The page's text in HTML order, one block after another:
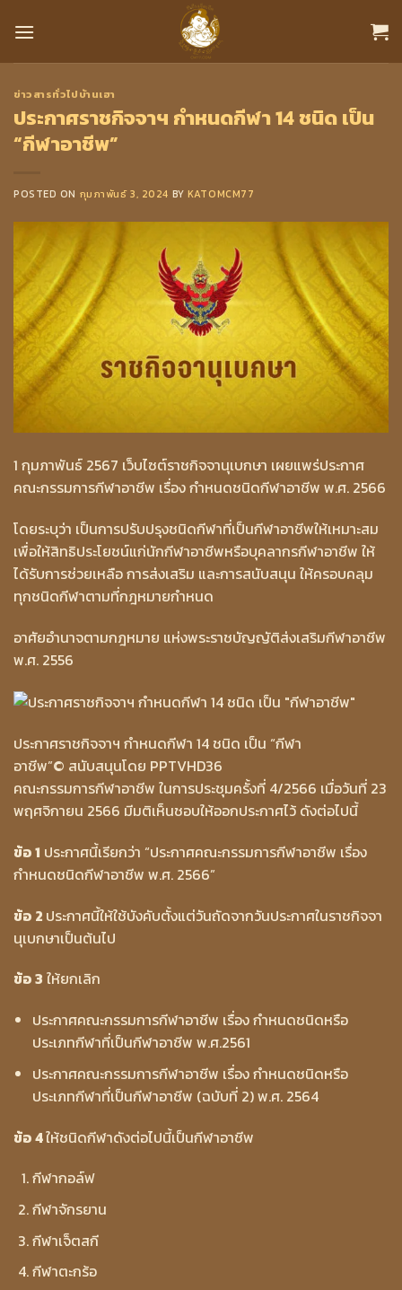
ข่าวสารทั่วไปบ้านเฮา
ประกาศราชกิจจาฯ กำหนดกีฬา 14 ชนิด เป็น
“กีฬาอาชีพ”
POSTED ON กุมภาพันธ์ 3, 2024 BY KATOMCM77
1 กุมภาพันธ์ 2567 เว็บไซต์ราชกิจจานุเบกษา เผยแพร่ประกาศ
คณะกรรมการกีฬาอาชีพ เรื่อง กำหนดชนิดกีฬาอาชีพ พ.ศ. 2566
โดยระบุว่า เป็นการปรับปรุงชนิดกีฬาที่เป็นกีฬาอาชีพให้เหมาะสม
เพื่อให้สิทธิประโยชน์แก่นักกีฬาอาชีพหรือบุคลากรกีฬาอาชีพ ให้
ได้รับการช่วยเหลือ การส่งเสริม และการสนับสนุน ให้ครอบคลุม
ทุกชนิดกีฬาตามที่กฎหมายกำหนด
อาศัยอำนาจตามกฎหมาย แห่งพระราชบัญญัติส่งเสริมกีฬาอาชีพ
พ.ศ. 2556
ประกาศราชกิจจาฯ กำหนดกีฬา 14 ชนิด เป็น “กีฬา
อาชีพ”© สนับสนุนโดย PPTVHD36
คณะกรรมการกีฬาอาชีพ ในการประชุมครั้งที่ 4/2566 เมื่อวันที่ 23
พฤศจิกายน 2566 มีมติเห็นชอบให้ออกประกาศไว้ ดังต่อไปนี้
ข้อ 1 ประกาศนี้เรียกว่า “ประกาศคณะกรรมการกีฬาอาชีพ เรื่อง
กำหนดชนิดกีฬาอาชีพ พ.ศ. 2566”
ข้อ 2 ประกาศนี้ให้ใช้บังคับตั้งแต่วันถัดจากวันประกาศในราชกิจจา
นุเบกษาเป็นต้นไป
ข้อ 3 ให้ยกเลิก
ประกาศคณะกรรมการกีฬาอาชีพ เรื่อง กำหนดชนิดหรือ
ประเภทกีฬาที่เป็นกีฬาอาชีพ พ.ศ.2561
ประกาศคณะกรรมการกีฬาอาชีพ เรื่อง กำหนดชนิดหรือ
ประเภทกีฬาที่เป็นกีฬาอาชีพ (ฉบับที่ 2) พ.ศ. 2564
ข้อ 4ให้ชนิดกีฬาดังต่อไปนี้เป็นกีฬาอาชีพ
กีฬากอล์ฟ
กีฬาจักรยาน
กีฬาเจ็ตสกี
กีฬาตะกร้อ